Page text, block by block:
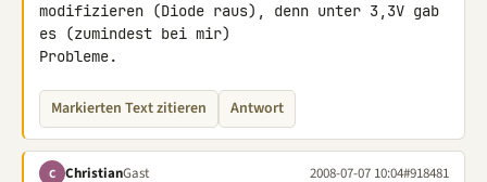
modifizieren (Diode raus), denn unter 3,3V gab
es (zumindest bei mir)
Probleme.
Markierten Text zitieren Antwort
C ChristianGast 2008-07-07 10:04#918481